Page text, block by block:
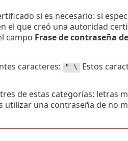
si es necesario: si
el que creó una autoridad
campo Frase de contraseña
caracteres: " \ Estos
de estas categorías: letras
utilizar una contraseña de no